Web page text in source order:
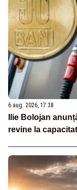
6 aug. 2026, 17:38
Ilie Bolojan
revine la